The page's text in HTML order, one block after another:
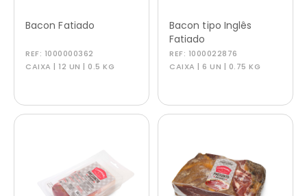
Bacon Fatiado
REF: 1000000362
CAIXA | 12 UN | 0.5 KG
Bacon tipo Inglês
Fatiado
REF: 1000022876
CAIXA | 6 UN | 0.75 KG